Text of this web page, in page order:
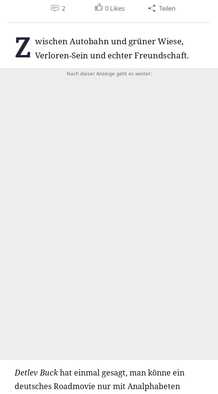
2 0 Likes Teilen
Z wischen Autobahn und grüner Wiese,
Verloren-Sein und echter Freundschaft.
Detlev Buckhat einmal gesagt, man könne ein
deutsches Roadmovie nur mit Analphabeten